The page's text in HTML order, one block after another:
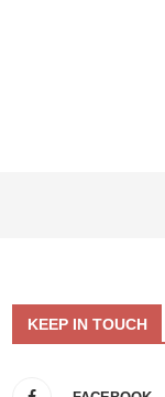
KEEP IN TOUCH